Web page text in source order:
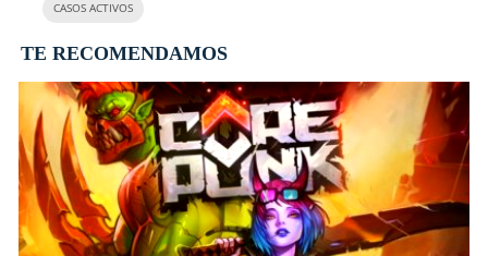
CASOS ACTIVOS
TE RECOMENDAMOS